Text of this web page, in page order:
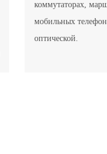
коммутаторах,
мобильных
оптической.